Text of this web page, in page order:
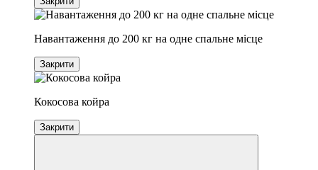
Навантаження до 200 кг на одне спальне місце
Закрити
Кокосова койра
Закрити